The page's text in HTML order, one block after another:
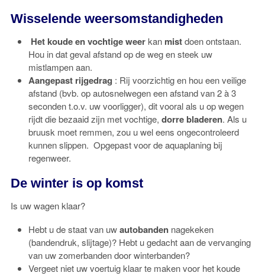
Wisselende weersomstandigheden
Het koude en vochtige weerkan mistdoen ontstaan.
Hou in dat geval afstand op de weg en steek uw
mistlampen aan.
Aangepast rijgedrag : Rij voorzichtig en hou een veilige
afstand (bvb. op autosnelwegen een afstand van 2 à 3
seconden t.o.v. uw voorligger), dit vooral als u op wegen
rijdt die bezaaid zijn met vochtige, dorre bladeren. Als u
bruusk moet remmen, zou u wel eens ongecontroleerd
kunnen slippen. Opgepast voor de aquaplaning bij
regenweer.
De winter is op komst
Is uw wagen klaar?
Hebt u de staat van uwautobanden nagekeken
(bandendruk, slijtage)? Hebt u gedacht aan de vervanging
van uw zomerbanden door winterbanden?
Vergeet niet uw voertuig klaar te maken voor het koude